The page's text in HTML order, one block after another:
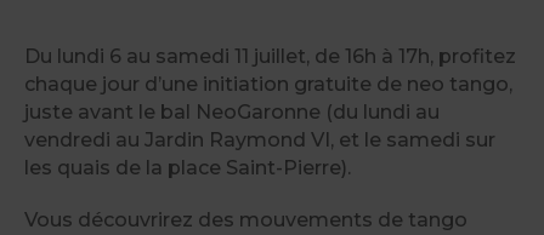
Du lundi 6 au samedi 11 juillet, de 16h à 17h, profitez
chaque jour d’une initiation gratuite de neo tango,
juste avant le bal NeoGaronne (du lundi au
vendredi au Jardin Raymond VI, et le samedi sur
les quais de la place Saint-Pierre).
Vous découvrirez des mouvements de tango